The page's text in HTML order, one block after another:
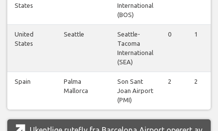
States
International
(BOS)
United
States
Seattle
Seattle-
Tacoma
International
(SEA)
0 1
Spain
Palma
Mallorca
Son Sant
Joan Airport
(PMI)
2 2